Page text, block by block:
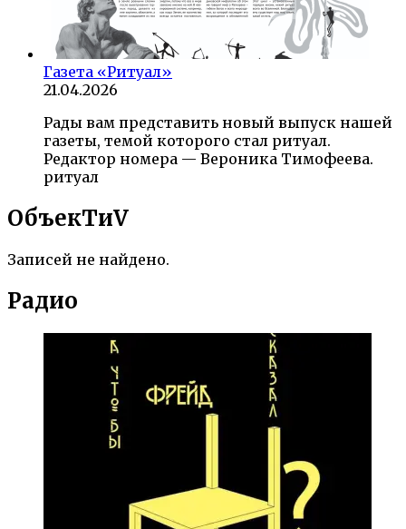
Газета «Ритуал»
21.04.2026
Рады вам представить новый выпуск нашей
газеты, темой которого стал ритуал.
Редактор номера — Вероника Тимофеева.
ритуал
ОбъекTиV
Записей не найдено.
Радио